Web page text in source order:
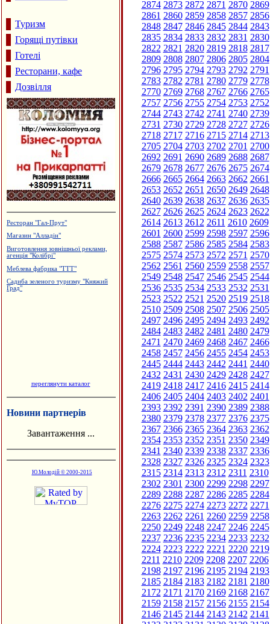
Туризм
Горящі путівки
Готелі
Ресторани, кафе
Дозвілля
Ресторан "Гал-Прут"
Магазин "Алладін"
Виготовлення зовнішньої реклами,
агенція "Колібрі"
Меблева фабрика "ТТТ"
Садиба зеленого туризму "Княжий
Град"
переглянути каталог
Новини партнерів
Завантаження ...
Ю.Молодій © 2000-2015
2874 2873 2872 2871 2870 2869
2861 2860 2859 2858 2857 2856
2848 2847 2846 2845 2844 2843
2835 2834 2833 2832 2831 2830
2822 2821 2820 2819 2818 2817
2809 2808 2807 2806 2805 2804
2796 2795 2794 2793 2792 2791
2783 2782 2781 2780 2779 2778
2770 2769 2768 2767 2766 2765
2757 2756 2755 2754 2753 2752
2744 2743 2742 2741 2740 2739
2731 2730 2729 2728 2727 2726
2718 2717 2716 2715 2714 2713
2705 2704 2703 2702 2701 2700
2692 2691 2690 2689 2688 2687
2679 2678 2677 2676 2675 2674
2666 2665 2664 2663 2662 2661
2653 2652 2651 2650 2649 2648
2640 2639 2638 2637 2636 2635
2627 2626 2625 2624 2623 2622
2614 2613 2612 2611 2610 2609
2601 2600 2599 2598 2597 2596
2588 2587 2586 2585 2584 2583
2575 2574 2573 2572 2571 2570
2562 2561 2560 2559 2558 2557
2549 2548 2547 2546 2545 2544
2536 2535 2534 2533 2532 2531
2523 2522 2521 2520 2519 2518
2510 2509 2508 2507 2506 2505
2497 2496 2495 2494 2493 2492
2484 2483 2482 2481 2480 2479
2471 2470 2469 2468 2467 2466
2458 2457 2456 2455 2454 2453
2445 2444 2443 2442 2441 2440
2432 2431 2430 2429 2428 2427
2419 2418 2417 2416 2415 2414
2406 2405 2404 2403 2402 2401
2393 2392 2391 2390 2389 2388
2380 2379 2378 2377 2376 2375
2367 2366 2365 2364 2363 2362
2354 2353 2352 2351 2350 2349
2341 2340 2339 2338 2337 2336
2328 2327 2326 2325 2324 2323
2315 2314 2313 2312 2311 2310
2302 2301 2300 2299 2298 2297
2289 2288 2287 2286 2285 2284
2276 2275 2274 2273 2272 2271
2263 2262 2261 2260 2259 2258
2250 2249 2248 2247 2246 2245
2237 2236 2235 2234 2233 2232
2224 2223 2222 2221 2220 2219
2211 2210 2209 2208 2207 2206
2198 2197 2196 2195 2194 2193
2185 2184 2183 2182 2181 2180
2172 2171 2170 2169 2168 2167
2159 2158 2157 2156 2155 2154
2146 2145 2144 2143 2142 2141